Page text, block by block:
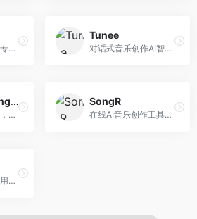
AI音乐生成平台，专注于免版税音乐创作。面向视频创作者和内容制作者，提供背景音乐生成、音乐定制等服务，音乐版权清晰，适合视频配乐场景。
Tunee
对话式音乐创作AI智能体，支持自然语言交互创作。面向音乐爱好者，通过对话方式完成音乐创作，交互体验友好，创作过程直观。
Lyrics Into Song AI
歌词转歌曲AI工具，支持将歌词转化为完整歌曲。面向歌词创作者和音乐爱好者，提供歌词谱曲、编曲制作等服务，歌词音乐化效率高。
SongR
在线AI音乐创作工具，支持歌词与旋律一体化生成。面向内容创作者和音乐爱好者，提供歌词创作、旋律生成、音乐制作等服务，操作简便，创作速度快。
昆仑万维AI音乐商用创作平台，专注于商业音乐授权。面向企业和商业用户，提供版权音乐生成、商用授权等服务，音乐版权清晰，商业应用安全。